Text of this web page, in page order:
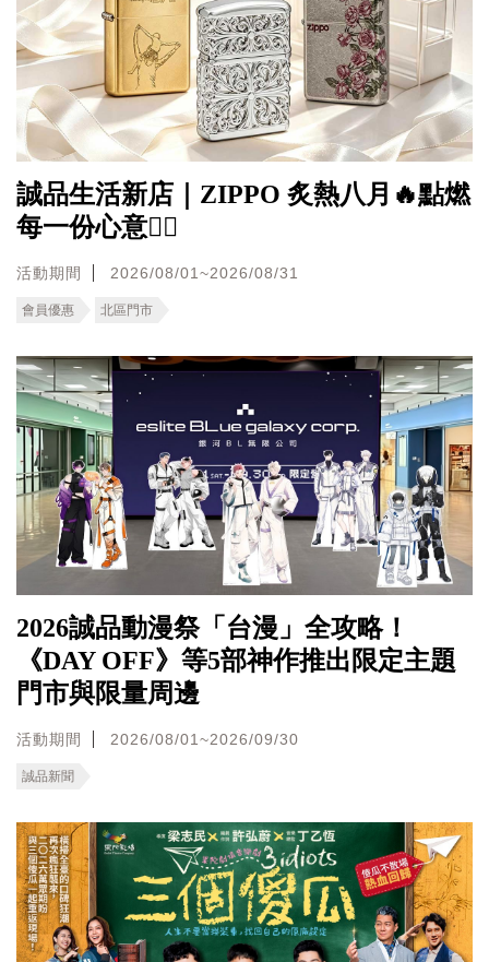
誠品生活新店｜ZIPPO 炙熱八月🔥點燃
每一份心意❤️‍🔥
活動期間 2026/08/01~2026/08/31
會員優惠 北區門市
2026誠品動漫祭「台漫」全攻略！
《DAY OFF》等5部神作推出限定主題
門市與限量周邊
活動期間 2026/08/01~2026/09/30
誠品新聞